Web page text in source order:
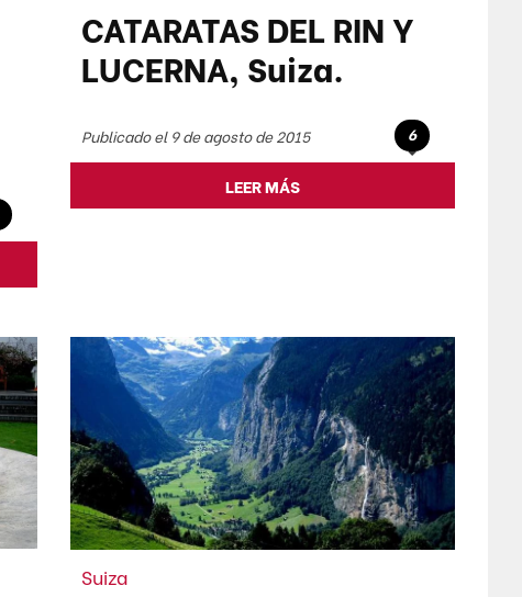
CATARATAS DEL RIN Y
LUCERNA, Suiza.
Publicado el 9 de agosto de 2015 6
LEER MÁS
Suiza